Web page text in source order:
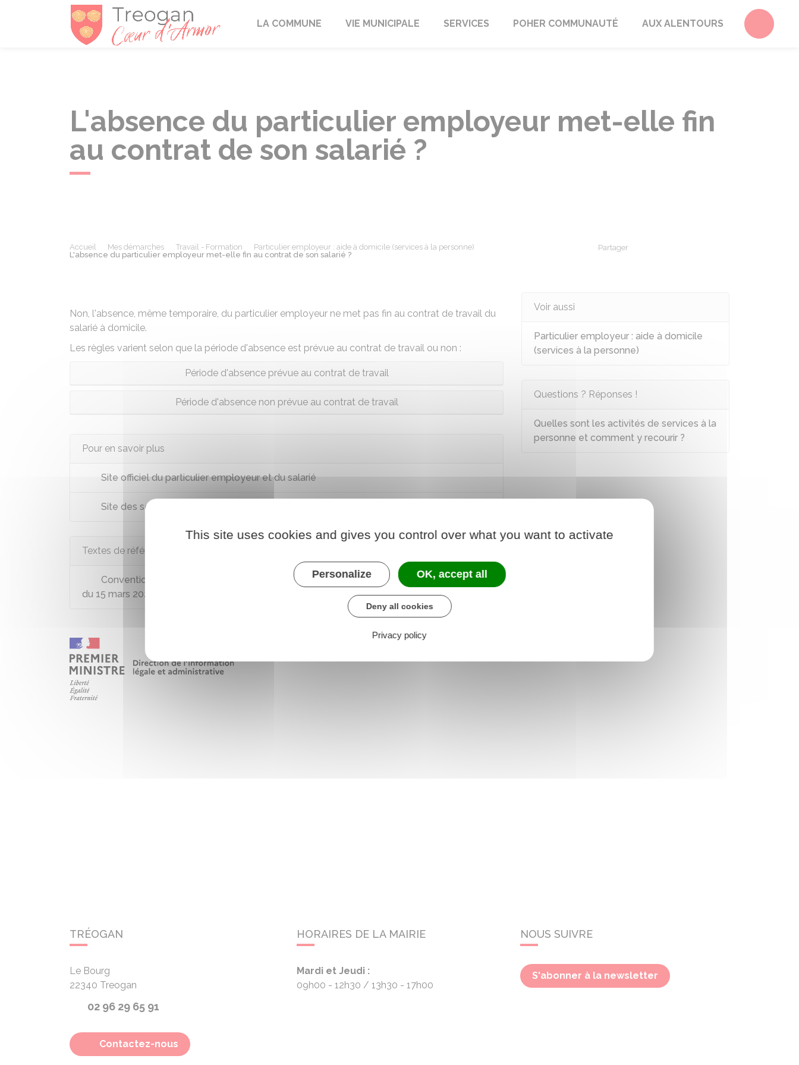
TréoganLA COMMUNE VIE MUNICIPALE SERVICES POHER COMMUNAUTÉ AUX ALENTOURS
L'absence du particulier employeur met-elle fin
au contrat de son salarié ?
Accueil Mes démarches Travail - Formation
Particulier employeur : aide à domicile (services à la personne)
L'absence du particulier employeur met-elle fin au contrat de son salarié ?
Partager
Non, l'absence, même temporaire, du particulier employeur ne met pas fin au contrat de travail du
salarié à domicile.
Les règles varient selon que la période d'absence est prévue au contrat de travail ou non :
Période d'absence prévue au contrat de travail
Période d'absence non prévue au contrat de travail
Pour en savoir plus
Site officiel du particulier employeur et du salarié
Site des services à la personne
Textes de référence
Convention collective nationale des particuliers employeurs et de l'emploi à domicile
du 15 mars 2021
Voir aussi
Particulier employeur : aide à domicile
(services à la personne)
Questions ? Réponses !
Quelles sont les activités de services à la
personne et comment y recourir ?
TRÉOGAN
Le Bourg
22340 Treogan
02 96 29 65 91
Contactez-nous
HORAIRES DE LA MAIRIE
Mardi et Jeudi :
09h00 - 12h30
13h30 - 17h00
NOUS SUIVRE
S'abonner à la newsletter
This site uses cookies and gives you control over what you want to activate
Personalize OK, accept all
Deny all cookies
Privacy policy